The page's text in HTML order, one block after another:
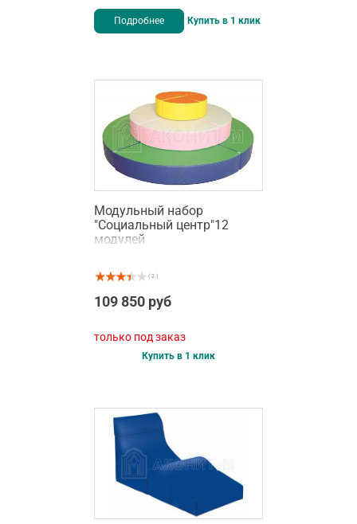
Подробнее Купить в 1 клик
Модульный набор
"Социальный центр"12
модулей
( 2 )
109 850 руб
только под заказ
Купить в 1 клик